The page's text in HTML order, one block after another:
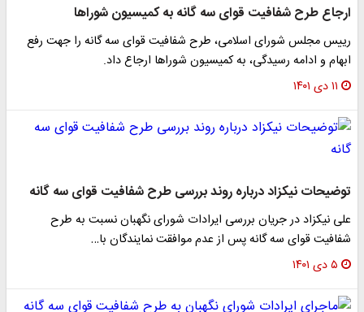
ارجاع طرح شفافیت قوای سه گانه به کمیسیون شوراها
رییس مجلس شورای اسلامی، طرح شفافیت قوای سه گانه را جهت رفع
ابهام و ادامه رسیدگی، به کمیسیون شوراها ارجاع داد.
۱۱ دی ۱۴۰۱
توضیحات نیکزاد درباره روند بررسی طرح شفافیت قوای سه گانه
علی نیکزاد در جریان بررسی ایرادات شورای نگهبان نسبت به طرح
شفافیت قوای سه گانه پس از عدم موافقت نمایندگان با…
۵ دی ۱۴۰۱